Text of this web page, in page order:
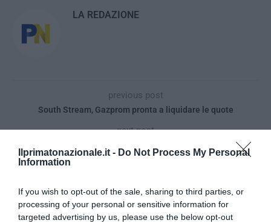
Ilprimatonazionale.it - Do Not Process My Personal
Information
If you wish to opt-out of the sale, sharing to third parties, or
processing of your personal or sensitive information for
targeted advertising by us, please use the below opt-out
LA REDAZIONE
previous post
South Stream, Gazprom pronta a liquidare le quote
next post
Rom disperata: “Rubata la mia borsa di Gucci piena di gioielli”
YOU MAY ALSO LIKE